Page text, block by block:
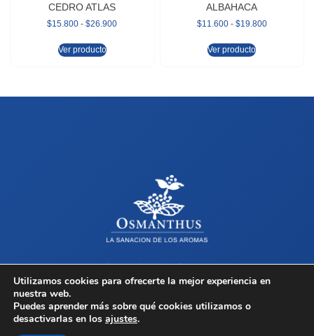
CEDRO ATLAS
$15.800 - $26.900
Ver producto
ALBAHACA
$11.600 - $19.800
Ver producto
Sobre OsmanthusTiendaContactoTérminos y Condiciones
Copyright © 2026 Osmanthus, Todos los derechos reservados.
Utilizamos cookies para ofrecerte la mejor experiencia en
nuestra web.
Puedes aprender más sobre qué cookies utilizamos o
desactivarlas en los ajustes.